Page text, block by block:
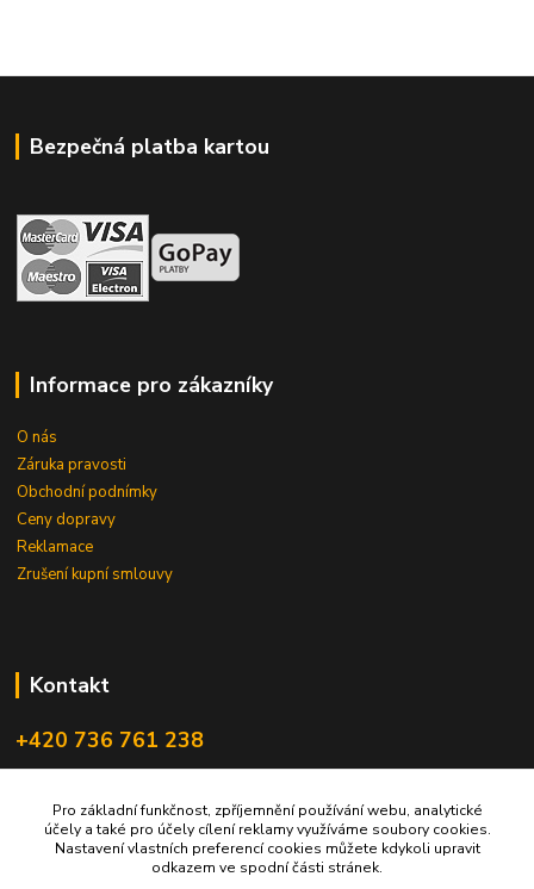
Bezpečná platba kartou
Informace pro zákazníky
O nás
Záruka pravosti
Obchodní podnímky
Ceny dopravy
Reklamace
Zrušení kupní smlouvy
Kontakt
+420 736 761 238
Pro základní funkčnost, zpříjemnění používání webu, analytické
účely a také pro účely cílení reklamy využíváme soubory cookies.
Nastavení vlastních preferencí cookies můžete kdykoli upravit
odkazem ve spodní části stránek.